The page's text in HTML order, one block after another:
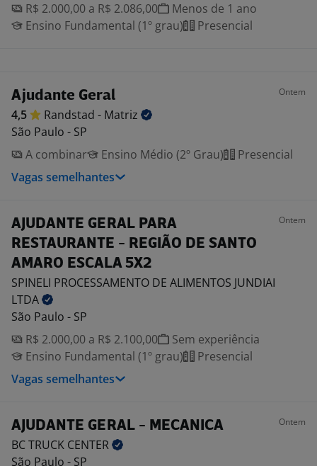
R$ 2.000,00 a R$ 2.086,00
Menos de 1 ano
Ensino Fundamental (1º grau)
Presencial
Ajudante Geral Ontem
4,5 Randstad - Matriz
São Paulo - SP
A combinar
Ensino Médio (2º Grau)
Presencial
Vagas semelhantes
AJUDANTE GERAL PARA
RESTAURANTE - REGIÃO DE SANTO
AMARO ESCALA 5X2
Ontem
SPINELI PROCESSAMENTO DE ALIMENTOS JUNDIAI
LTDA
São Paulo - SP
R$ 2.000,00 a R$ 2.100,00
Sem experiência
Ensino Fundamental (1º grau)
Presencial
Vagas semelhantes
AJUDANTE GERAL - MECANICA Ontem
BC TRUCK CENTER
São Paulo - SP